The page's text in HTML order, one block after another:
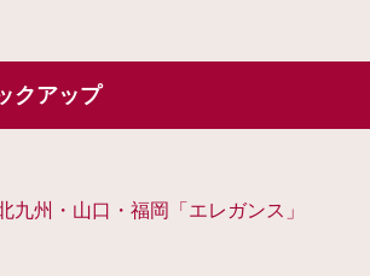
クアップ
九州・山口・福岡「エレガンス」